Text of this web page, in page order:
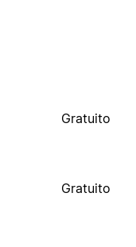
Gratuito
Gratuito